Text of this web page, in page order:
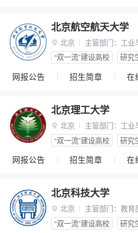
北京航空航天大学
 北京 主管部门： 工业
“双一流”建设高校
研究
网报公告 招生简章 在
北京理工大学
 北京 主管部门： 工业
“双一流”建设高校
研究
网报公告 招生简章 在
北京科技大学
 北京 主管部门： 教育
“双一流”建设高校
研究